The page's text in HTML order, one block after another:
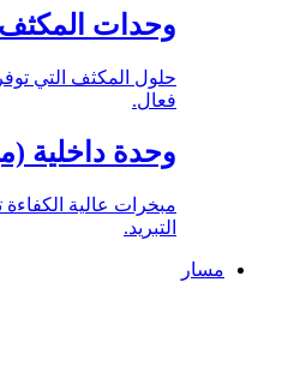
وحدات المكثف
حلول المكثف التي
فعال.
وحدة داخلية
مبخرات عالية الكفاءة
التبريد.
مسار